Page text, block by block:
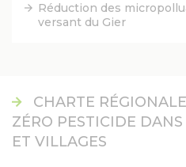
CONTACT
Réduction des
versant du Gier
CHARTE
ZÉRO PESTICIDE
ET VILLAGES